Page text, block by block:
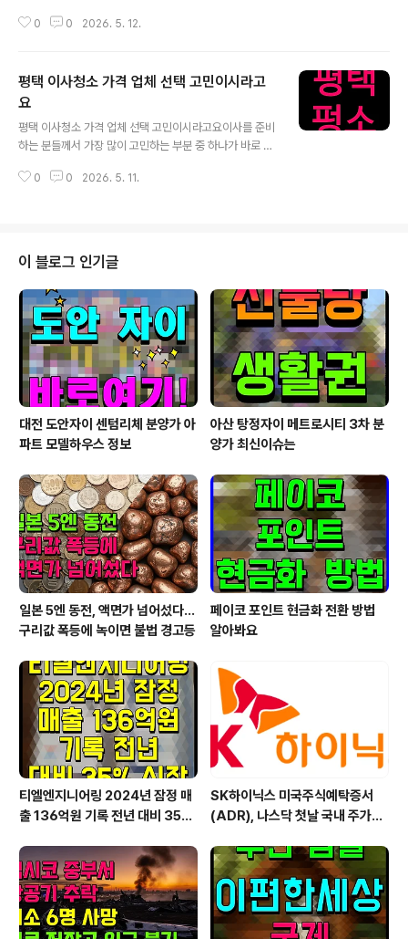
의 중요성과 업체 선택에 대한 고민이 더욱 커질 수밖에 없
풀어 설명드리겠습니다.왜 이사청소가 중요할까요?이사청
소는 단순히 눈에 보이는 먼지를 닦는 것이 아닙니다. 이전
입주자가 남긴 생활 찌꺼기, 건축 후 남은 미세먼지, 곰팡
이, 각종 오염물 등을 철저히 제거하는 작업이죠. 날씨 영향
으로 실내 곳곳에 습기, 먼지가 쌓이기 쉬워, 직접 청소하기
에는 시간이 많이 걸리고 힘든 일이 됩니다. 여기에 전문가
0 0 2026. 5. 12.
평택 이사청소 가격 업체 선택 고민이시라고
요
평택 이사청소 가격 업체 선택 고민이시라고요이사를 준비
하는 분들께서 가장 많이 고민하는 부분 중 하나가 바로 이
양해진 도시에서는 청소의 중요성과 업체 선택에 대한 고
먼지, 곰팡이, 각종 오염물 등을 철저히 제거하는 작업이죠.
평택 같은 대도시는 날씨 영향으로 실내 곳곳에 습기, 먼지
가 쌓이기 쉬워, 직접 청소하기에는 시간이 많이 걸리고 힘
든 일이 됩니다. 여기에 전문가용 청소 장비와 친환경 세제
를 사용하면 깨끗하게 오염원을 제거할 수 있어, 입주 후 가
족 건강까지 고려한 환경을 만들..
0 0 2026. 5. 11.
이 블로그 인기글
대전 도안자이 센텀리체 분양가 아
파트 모델하우스 정보
아산 탕정자이 메트로시티 3차 분
양가 최신이슈는
일본 5엔 동전, 액면가 넘어섰다…
구리값 폭등에 녹이면 불법 경고등
페이코 포인트 현금화 전환 방법
알아봐요
티엘엔지니어링 2024년 잠정 매
출 136억원 기록 전년 대비 35%
SK하이닉스 미국주식예탁증서
(ADR), 나스닥 첫날 국내 주가보